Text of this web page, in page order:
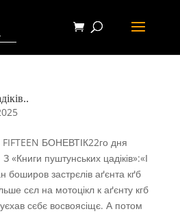
БОНЕВТІК22го дня
пуштунських цадіків»:«І
боширов застрєлів аґєнта кґб
сєл на мотоцікл к аґєнту кгб
сєбє восвоясіщє. А потом